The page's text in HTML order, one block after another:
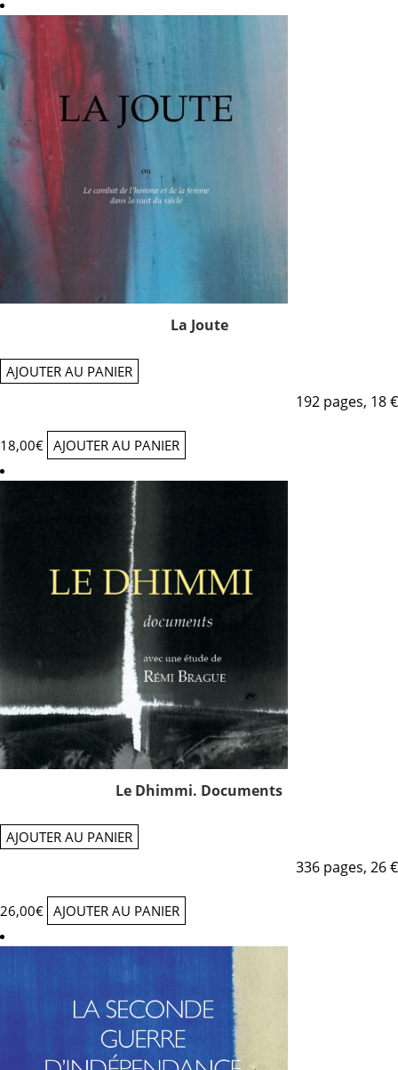
La Joute
AJOUTER AU PANIER
192 pages, 18 €
18,00€ AJOUTER AU PANIER
Le Dhimmi. Documents
AJOUTER AU PANIER
336 pages, 26 €
26,00€ AJOUTER AU PANIER